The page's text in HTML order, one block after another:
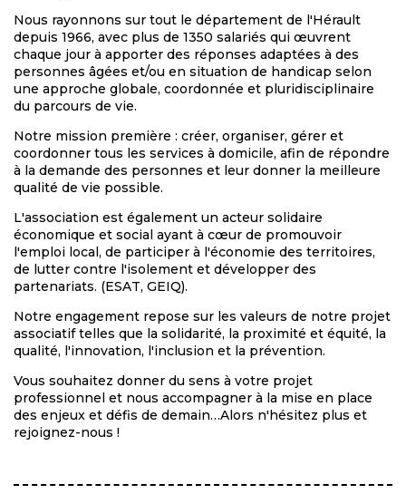
Nous rayonnons sur tout le département de l'Hérault
depuis 1966, avec plus de 1350 salariés qui œuvrent
chaque jour à apporter des réponses adaptées à des
personnes âgées et/ou en situation de handicap selon
une approche globale, coordonnée et pluridisciplinaire
du parcours de vie.
Notre mission première : créer, organiser, gérer et
coordonner tous les services à domicile, afin de répondre
à la demande des personnes et leur donner la meilleure
qualité de vie possible.
L'association est également un acteur solidaire
économique et social ayant à cœur de promouvoir
l'emploi local, de participer à l'économie des territoires,
de lutter contre l'isolement et développer des
partenariats. (ESAT, GEIQ).
Notre engagement repose sur les valeurs de notre projet
associatif telles que la solidarité, la proximité et équité, la
qualité, l'innovation, l'inclusion et la prévention.
Vous souhaitez donner du sens à votre projet
professionnel et nous accompagner à la mise en place
des enjeux et défis de demain…Alors n'hésitez plus et
rejoignez-nous !